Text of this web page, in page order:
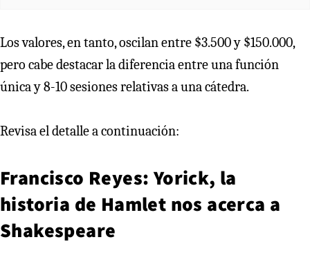
Los valores, en tanto, oscilan entre $3.500 y $150.000,
pero cabe destacar la diferencia entre una función
única y 8-10 sesiones relativas a una cátedra.
Revisa el detalle a continuación:
Francisco Reyes: Yorick, la
historia de Hamlet nos acerca a
Shakespeare